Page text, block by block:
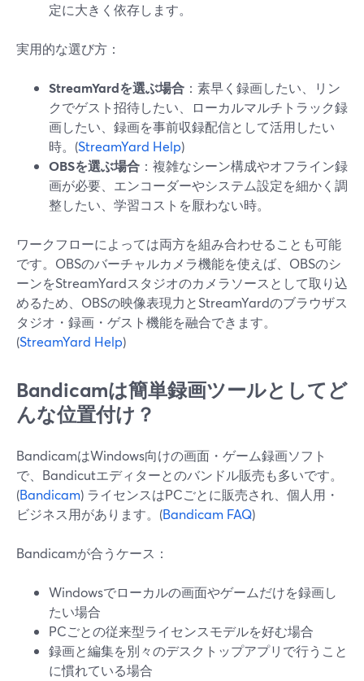
定に大きく依存します。
実用的な選び方：
StreamYardを選ぶ場合 ：素早く録画したい、リン
クでゲスト招待したい、ローカルマルチトラック録
画したい、録画を事前収録配信として活用したい
時。(StreamYard Help)
OBSを選ぶ場合 ：複雑なシーン構成やオフライン録
画が必要、エンコーダーやシステム設定を細かく調
整したい、学習コストを厭わない時。
ワークフローによっては両方を組み合わせることも可能
です。OBSのバーチャルカメラ機能を使えば、OBSのシ
ーンをStreamYardスタジオのカメラソースとして取り込
めるため、OBSの映像表現力とStreamYardのブラウザス
タジオ・録画・ゲスト機能を融合できます。
(StreamYard Help)
Bandicamは簡単録画ツールとしてど
んな位置付け？
BandicamはWindows向けの画面・ゲーム録画ソフト
で、Bandicutエディターとのバンドル販売も多いです。
(Bandicam) ライセンスはPCごとに販売され、個人用・
ビジネス用があります。(Bandicam FAQ)
Bandicamが合うケース：
Windowsでローカルの画面やゲームだけを録画し
たい場合
PCごとの従来型ライセンスモデルを好む場合
録画と編集を別々のデスクトップアプリで行うこと
に慣れている場合